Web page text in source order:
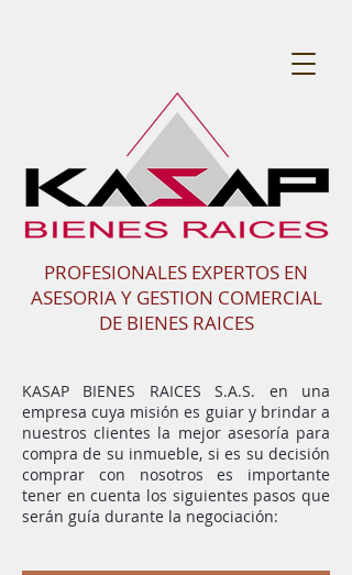
PROFESIONALES EXPERTOS EN
ASESORIA Y GESTION COMERCIAL
DE BIENES RAICES
KASAP BIENES RAICES S.A.S. en una
empresa cuya misión es guiar y brindar a
nuestros clientes la mejor asesoría para
compra de su inmueble, si es su decisión
comprar con nosotros es importante
tener en cuenta los siguientes pasos que
serán guía durante la negociación: